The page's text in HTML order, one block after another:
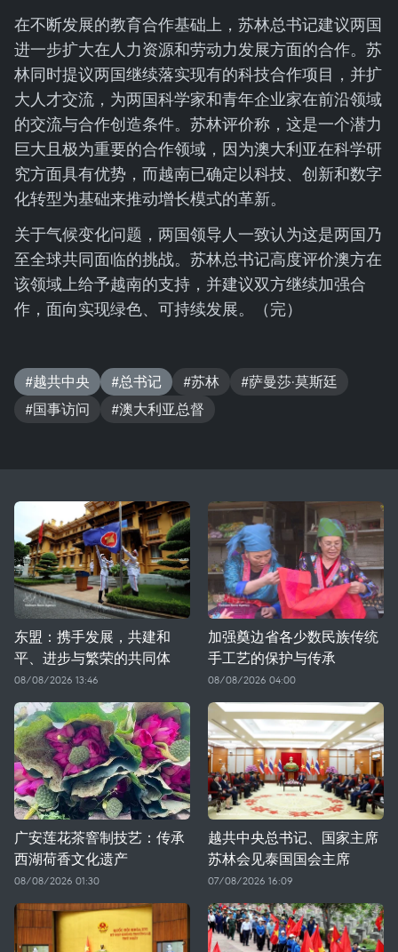
在不断发展的教育合作基础上，苏林总书记建议两国
进一步扩大在人力资源和劳动力发展方面的合作。苏
林同时提议两国继续落实现有的科技合作项目，并扩
大人才交流，为两国科学家和青年企业家在前沿领域
的交流与合作创造条件。苏林评价称，这是一个潜力
巨大且极为重要的合作领域，因为澳大利亚在科学研
究方面具有优势，而越南已确定以科技、创新和数字
化转型为基础来推动增长模式的革新。
关于气候变化问题，两国领导人一致认为这是两国乃
至全球共同面临的挑战。苏林总书记高度评价澳方在
该领域上给予越南的支持，并建议双方继续加强合
作，面向实现绿色、可持续发展。（完）
#越共中央 #总书记 #苏林
#萨曼莎·莫斯廷
#国事访问
#澳大利亚总督
东盟：携手发展，共建和
平、进步与繁荣的共同体
08/08/2026 13:46
加强奠边省各少数民族传统
手工艺的保护与传承
08/08/2026 04:00
广安莲花茶窨制技艺：传承
西湖荷香文化遗产
08/08/2026 01:30
越共中央总书记、国家主席
苏林会见泰国国会主席
07/08/2026 16:09